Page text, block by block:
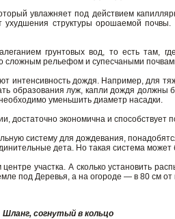
увлажняет под действием
структуры орошаемой
грунтовых вод, то есть там,
сложным рельефом и супесчаными
интенсивность дождя. Например, для
образования луж, капли дождя
уменьшить диаметр насадки.
достаточно экономична и способствует
систему для дождевания,
дета. Но такая система может
участка. А сколько установить
под Деревья, а на огороде — в 80 см от
Шланг, согнутый в кольцо